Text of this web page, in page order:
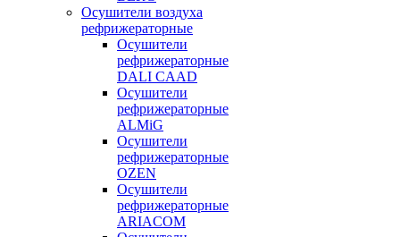
Осушители воздуха
рефрижераторные
Осушители
рефрижераторные
DALI CAAD
Осушители
рефрижераторные
ALMiG
Осушители
рефрижераторные
OZEN
Осушители
рефрижераторные
ARIACOM